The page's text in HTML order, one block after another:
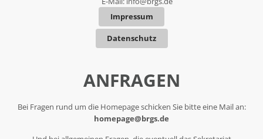
Impressum
Datenschutz
ANFRAGEN
Bei Fragen rund um die Homepage schicken Sie bitte eine Mail an:
homepage@brgs.de